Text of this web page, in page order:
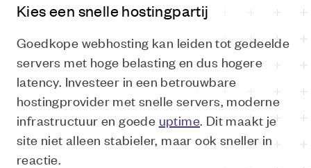
Kies een snelle hostingpartij
Goedkope webhosting kan leiden tot gedeelde
servers met hoge belasting en dus hogere
latency. Investeer in een betrouwbare
hostingprovider met snelle servers, moderne
infrastructuur en goede uptime. Dit maakt je
site niet alleen stabieler, maar ook sneller in
reactie.